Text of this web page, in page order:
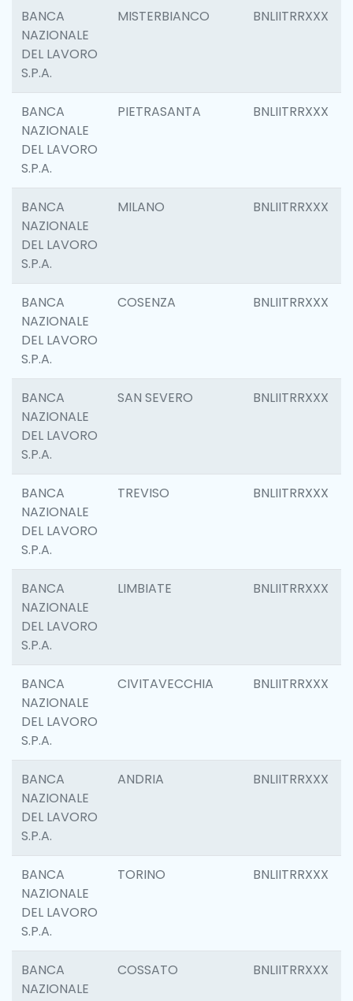
BANCA
NAZIONALE
DEL LAVORO
S.P.A.
MISTERBIANCO BNLIITRRXXX
BANCA
NAZIONALE
DEL LAVORO
S.P.A.
PIETRASANTA BNLIITRRXXX
BANCA
NAZIONALE
DEL LAVORO
S.P.A.
MILANO BNLIITRRXXX
BANCA
NAZIONALE
DEL LAVORO
S.P.A.
COSENZA BNLIITRRXXX
BANCA
NAZIONALE
DEL LAVORO
S.P.A.
SAN SEVERO BNLIITRRXXX
BANCA
NAZIONALE
DEL LAVORO
S.P.A.
TREVISO BNLIITRRXXX
BANCA
NAZIONALE
DEL LAVORO
S.P.A.
LIMBIATE BNLIITRRXXX
BANCA
NAZIONALE
DEL LAVORO
S.P.A.
CIVITAVECCHIA BNLIITRRXXX
BANCA
NAZIONALE
DEL LAVORO
S.P.A.
ANDRIA BNLIITRRXXX
BANCA
NAZIONALE
DEL LAVORO
S.P.A.
TORINO BNLIITRRXXX
BANCA
NAZIONALE
COSSATO BNLIITRRXXX